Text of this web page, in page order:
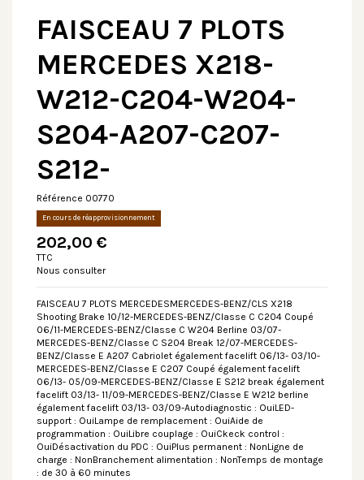
FAISCEAU 7 PLOTS
MERCEDES X218-
W212-C204-W204-
S204-A207-C207-
S212-
Référence 00770
En cours de réapprovisionnement
202,00 €
TTC
Nous consulter
FAISCEAU 7 PLOTS MERCEDESMERCEDES-BENZ/CLS X218
Shooting Brake 10/12-MERCEDES-BENZ/Classe C C204 Coupé
06/11-MERCEDES-BENZ/Classe C W204 Berline 03/07-
MERCEDES-BENZ/Classe C S204 Break 12/07-MERCEDES-
BENZ/Classe E A207 Cabriolet également facelift 06/13- 03/10-
MERCEDES-BENZ/Classe E C207 Coupé également facelift
06/13- 05/09-MERCEDES-BENZ/Classe E S212 break également
facelift 03/13- 11/09-MERCEDES-BENZ/Classe E W212 berline
également facelift 03/13- 03/09-Autodiagnostic : OuiLED-
support : OuiLampe de remplacement : OuiAide de
programmation : OuiLibre couplage : OuiCkeck control :
OuiDésactivation du PDC : OuiPlus permanent : NonLigne de
charge : NonBranchement alimentation : NonTemps de montage
: de 30 à 60 minutes